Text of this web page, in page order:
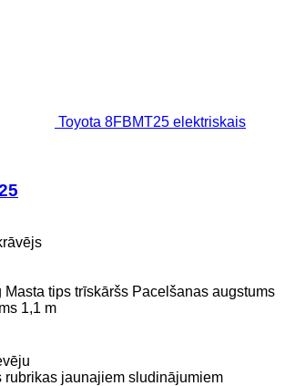
Toyota 8FBMT25 elektriskais
Masta tips trīskāršs Pacelšanas augstums
1,1 m
rubrikas jaunajiem sludinājumiem